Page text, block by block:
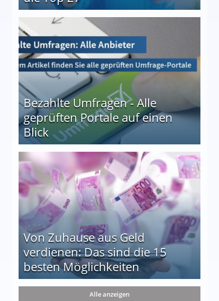
Bezahlte Umfragen - Alle
geprüften Portale auf einen
Blick
auf einen Blick
Von Zuhause aus Geld
verdienen: Das sind die 15
besten Möglichkeiten
die 15 besten Möglichkeiten
Alle anzeigen